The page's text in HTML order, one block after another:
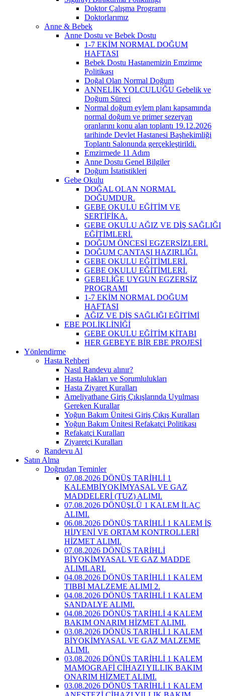
Doktor Çalışma Programı
Doktorlarımız
Anne & Bebek
Anne Dostu ve Bebek Dostu
1-7 EKİM NORMAL DOĞUM
HAFTASI
Bebek Dostu Hastanemizin Emzirme
Politikası
Doğal Olan Normal Doğum
ANNELİK YOLCULUĞU Gebelik ve
Doğum Süreci
Normal doğum eylem planı kapsamında
normal doğum ve primer sezeryan
oranlarını konu alan toplantı 19.12.2026
tarihinde Devlet Hastanesi Başhekimliği
Toplantı Salonunda gerçekleştirildi.
Emzirmede 11 Adım
Anne Dostu Genel Bilgiler
Doğum İstatistikleri
Gebe Okulu
DOĞAL OLAN NORMAL
DOĞUMDUR.
GEBE OKULU EĞİTİM VE
SERTİFİKA.
GEBE OKULU AĞIZ VE DİŞ SAĞLIĞI
EĞİTİMLERİ.
DOĞUM ÖNCESİ EGZERSİZLERİ.
DOĞUM ÇANTASI HAZIRLIĞI.
GEBE OKULU EĞİTİMLERİ.
GEBE OKULU EĞİTİMLERİ.
GEBELİĞE UYGUN EGZERSİZ
PROGRAMI
1-7 EKİM NORMAL DOĞUM
HAFTASI
AĞIZ VE DİŞ SAĞLIĞI EĞİTİMİ
EBE POLİKLİNİĞİ
GEBE OKULU EĞİTİM KİTABI
HER GEBEYE BİR EBE PROJESİ
Yönlendirme
Hasta Rehberi
Nasıl Randevu alınır?
Hasta Hakları ve Sorumlulukları
Hasta Ziyaret Kuralları
Ameliyathane Giriş Çıkışlarında Uyulması
Gereken Kurallar
Yoğun Bakım Ünitesi Giriş Çıkış Kuralları
Yoğun Bakım Ünitesi Refakatçi Politikası
Refakatçi Kuralları
Ziyaretçi Kuralları
Randevu Al
Satın Alma
Doğrudan Teminler
07.08.2026 DÖNÜŞ TARİHLİ 1
KALEMBİYOKİMYASAL VE GAZ
MADDELERİ (TUZ) ALIMI.
07.08.2026 DÖNÜŞLÜ 1 KALEM İLAÇ
ALIMI.
06.08.2026 DÖNÜŞ TARİHLİ 1 KALEM İŞ
HİJYENİ VE ORTAM KONTROLLERİ
HİZMET ALIMI.
07.08.2026 DÖNÜŞ TARİHLİ
BİYOKİMYASAL VE GAZ MADDE
ALIMLARI.
04.08.2026 DÖNÜŞ TARİHLİ 1 KALEM
TIBBİ MALZEME ALIMI 2.
04.08.2026 DÖNÜŞ TARİHLİ 1 KALEM
SANDALYE ALIMI.
04.08.2026 DÖNÜŞ TARİHLİ 4 KALEM
BAKIM ONARIM HİZMET ALIMI.
03.08.2026 DÖNÜŞ TARİHLİ 1 KALEM
BİYOKİMYASAL VE GAZ MALZEME
ALIMI.
03.08.2026 DÖNÜŞ TARİHLİ 1 KALEM
MAMOGRAFİ CİHAZI YILLIK BAKIM
ONARIM HİZMET ALIMI.
03.08.2026 DÖNÜŞ TARİHLİ 1 KALEM